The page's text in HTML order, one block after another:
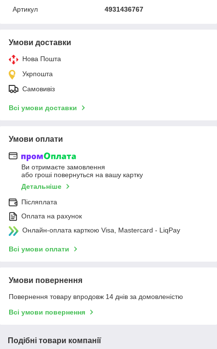
Артикул
4931436767
Умови доставки
Нова Пошта
Укрпошта
Самовивіз
Всі умови доставки
Умови оплати
Ви отримаєте замовлення
або гроші повернуться на вашу картку
Детальніше
Післяплата
Оплата на рахунок
Онлайн-оплата карткою Visa, Mastercard - LiqPay
Всі умови оплати
Умови повернення
Повернення товару впродовж 14 днів за домовленістю
Всі умови повернення
Подібні товари компанії